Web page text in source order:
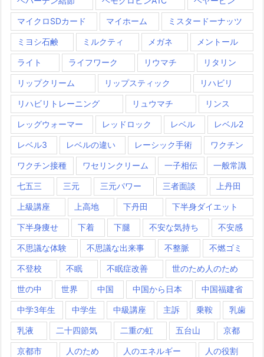
マイクロSDカード マイホーム ミスタードーナッツ
ミヨシ石鹸 ミルクティ メガネ メントール
ライト ライフワーク リウマチ リタリン
リップクリーム リップスティック リハビリ
リハビリトレーニング リュウマチ リンス
レッグウォーマー レッドロック レベル レベル2
レベル3 レベルの違い レーシック手術 ワクチン
ワクチン接種 ワセリンクリーム 一子相伝 一般常識
七五三 三元 三元パワー 三者面談 上丹田
上級講座 上高地 下丹田 下半身ダイエット
下半身痩せ 下着 下腿 不安な気持ち 不安感
不思議な体験 不思議な出来事 不整脈 不燃ゴミ
不登校 不眠 不眠症改善 世のため人のため
世の中 世界 中国 中国から日本 中国福建省
中学3年生 中学生 中級講座 主訴 乗鞍 乳歯
乳液 二十四節気 二重の虹 五台山 京都
京都市 人のため 人のエネルギー 人の役割